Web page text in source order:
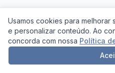
Usamos cookies para
e personalizar conteúdo. Ao
concorda com nossa Política